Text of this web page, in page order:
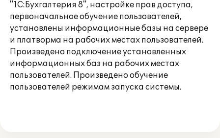
"1С:Бухгалтерия 8", настройке прав доступа,
первоначальное обучение пользователей,
установлены информационные базы на сервере
и платворма на рабочих местах пользователей.
Произведено подключение установленных
информационных баз на рабочих местах
пользователей. Произведено обучение
пользователей режимам запуска системы.